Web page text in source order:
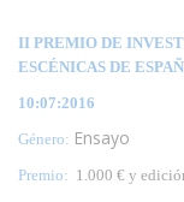
II PREMIO DE
ESCÉNICAS DE
10:07:2016
Género: Ensayo
Premio: 1.000 € y